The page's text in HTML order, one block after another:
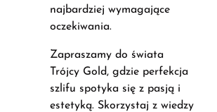
najbardziej wymagające
oczekiwania.
Zapraszamy do świata
Trójcy Gold, gdzie perfekcja
szlifu spotyka się z pasją i
estetyką. Skorzystaj z wiedzy